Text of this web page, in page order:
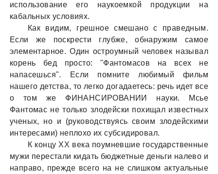
использование его наукоемкой продукции на
кабальных условиях.
Как видим, грешное смешано с праведным.
Если же поскрести глубже, обнаружим самое
элементарное. Один остроумный человек называл
корень бед просто: "Фантомасов на всех не
напасешься". Если помните любимый фильм
нашего детства, то легко догадаетесь: речь идет все
о том же ФИНАНСИРОВАНИИ науки. Мсье
Фантомас не только злодейски похищал известных
ученых, но и (руководствуясь своим злодейскими
интересами) неплохо их субсидировал.
К концу ХХ века поумневшие государственные
мужи перестали кидать бюджетные деньги налево и
направо, прежде всего на не слишком актуальные